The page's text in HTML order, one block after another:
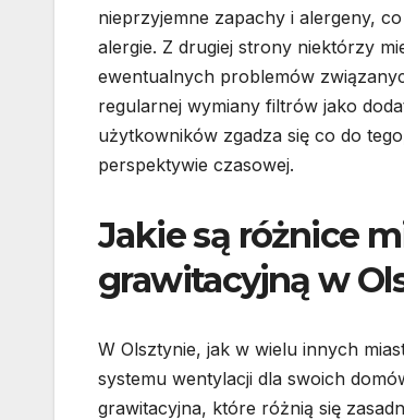
nieprzyjemne zapachy i alergeny,
alergie. Z drugiej strony niektórzy
ewentualnych problemów
regularnej wymiany filtrów jako
użytkowników zgadza się co do
perspektywie czasowej.
Jakie są różnice
grawitacyjną w
W Olsztynie, jak w wielu innych
systemu wentylacji dla swoich
grawitacyjna, które różnią się